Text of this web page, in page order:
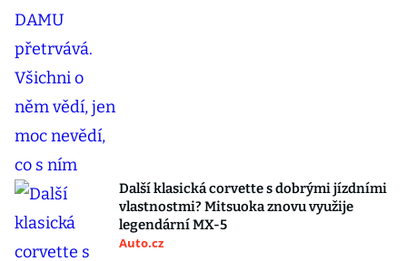
Další klasická corvette s dobrými jízdními
vlastnostmi? Mitsuoka znovu využije
legendární MX-5
Auto.cz